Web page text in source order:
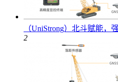
（UniStrong）北斗赋能，
2